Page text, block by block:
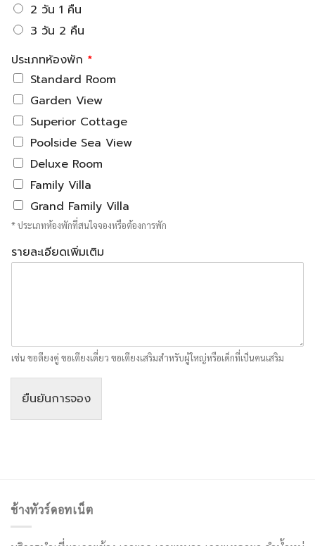
2 วัน 1 คืน
3 วัน 2 คืน
ประเภทห้องพัก *
Standard Room
Garden View
Superior Cottage
Poolside Sea View
Deluxe Room
Family Villa
Grand Family Villa
* ประเภทห้องพักที่สนใจจองหรือต้องการพัก
รายละเอียดเพิ่มเติม
เช่น ขอตียงคู่ ขอเตียงเดี่ยว ขอเตียงเสริมสำหรับผู้ใหญ่หรือเด็กที่เป็นคนเสริม
ยืนยันการจอง
ช้างทัวร์ดอทเน็ต